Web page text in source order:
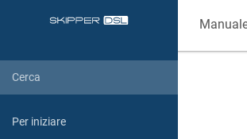
Per iniziare